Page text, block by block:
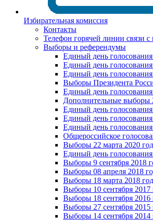
Избирательная комиссия
Контакты
Телефон горячей линии связи
Выборы и референдумы
Единый день голосования
Единый день голосования
Единый день голосования
Выборы Президента
Единый день
Дополнительные выборы
Единый день голосования
Единый день голосования
Единый день голосования
Общероссийское
Выборы 22 марта 2020
Единый день голосования
Выборы 9 сентября 2018
Выборы 08 апреля 2018
Выборы 18 марта 2018
Выборы 10 сентября 2017
Выборы 18 сентября 2016
Выборы 27 сентября 2015
Выборы 14 сентября 2014